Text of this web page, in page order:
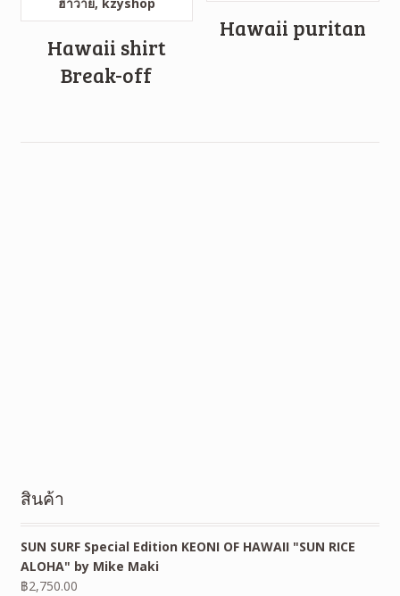
Hawaii shirt
Break-off
Hawaii puritan
สินค้า
SUN SURF Special Edition KEONI OF HAWAII "SUN RICE
ALOHA" by Mike Maki
฿2,750.00